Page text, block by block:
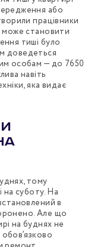
або
працівники
може становити
тиші було
доведеться
особам — до 7650
навіть
яка видає
тому
на суботу. На
в
Але що
на буднях не